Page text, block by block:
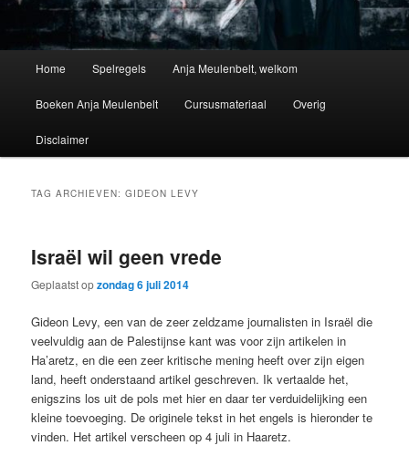
Home Spelregels Anja Meulenbelt, welkom
Boeken Anja Meulenbelt Cursusmateriaal Overig
Disclaimer
TAG ARCHIEVEN:GIDEON LEVY
Israël wil geen vrede
Geplaatst opzondag 6 juli 2014
Gideon Levy, een van de zeer zeldzame journalisten in Israël die
veelvuldig aan de Palestijnse kant was voor zijn artikelen in
Ha’aretz, en die een zeer kritische mening heeft over zijn eigen
land, heeft onderstaand artikel geschreven. Ik vertaalde het,
enigszins los uit de pols met hier en daar ter verduidelijking een
kleine toevoeging. De originele tekst in het engels is hieronder te
vinden. Het artikel verscheen op 4 juli in Haaretz.